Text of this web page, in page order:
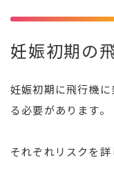
妊娠初期の
妊娠初期に飛行機
る必要があります。
それぞれリスクを詳